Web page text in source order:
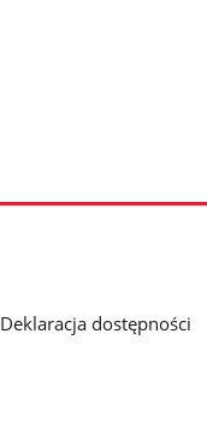
Deklaracja dostępności